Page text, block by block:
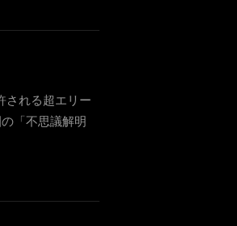
される超エリー
「不思議解明